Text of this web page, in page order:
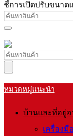
ชี้การเปิดปรับขนาด
หมวดหมู่แนะนำ
บ้านและที่อยู่อ
เครื่อง